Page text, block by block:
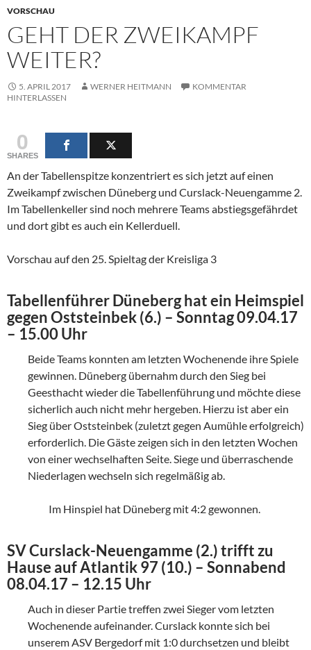
VORSCHAU
GEHT DER ZWEIKAMPF
WEITER?
5. APRIL 2017 WERNER HEITMANN
KOMMENTAR
HINTERLASSEN
0
SHARES
An der Tabellenspitze konzentriert es sich jetzt auf einen
Zweikampf zwischen Düneberg und Curslack-Neuengamme 2.
Im Tabellenkeller sind noch mehrere Teams abstiegsgefährdet
und dort gibt es auch ein Kellerduell.
Vorschau auf den 25. Spieltag der Kreisliga 3
Tabellenführer Düneberg hat ein Heimspiel
gegen Oststeinbek (6.) – Sonntag 09.04.17
– 15.00 Uhr
Beide Teams konnten am letzten Wochenende ihre Spiele
gewinnen. Düneberg übernahm durch den Sieg bei
Geesthacht wieder die Tabellenführung und möchte diese
sicherlich auch nicht mehr hergeben. Hierzu ist aber ein
Sieg über Oststeinbek (zuletzt gegen Aumühle erfolgreich)
erforderlich. Die Gäste zeigen sich in den letzten Wochen
von einer wechselhaften Seite. Siege und überraschende
Niederlagen wechseln sich regelmäßig ab.
Im Hinspiel hat Düneberg mit 4:2 gewonnen.
SV Curslack-Neuengamme (2.) trifft zu
Hause auf Atlantik 97 (10.) – Sonnabend
08.04.17 – 12.15 Uhr
Auch in dieser Partie treffen zwei Sieger vom letzten
Wochenende aufeinander. Curslack konnte sich bei
unserem ASV Bergedorf mit 1:0 durchsetzen und bleibt